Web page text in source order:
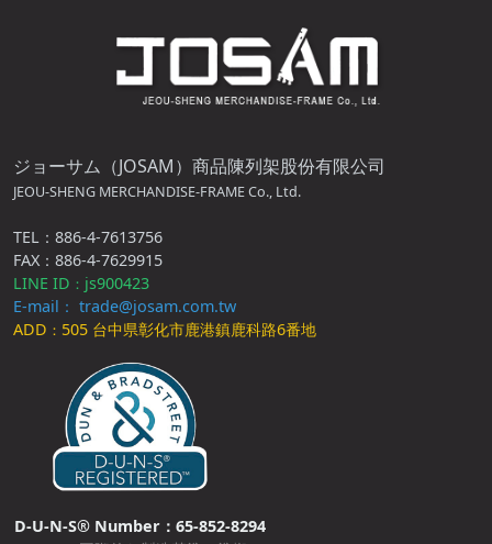
ジョーサム（JOSAM）商品陳列架股份有限公司
JEOU-SHENG MERCHANDISE-FRAME Co., Ltd.
TEL：886-4-7613756
FAX：886-4-7629915
LINE ID ： js900423
E-mail： trade@josam.com.tw
ADD ： 505 台中県彰化市鹿港鎮鹿科路6番地
D-U-N-S® Number：65-852-8294